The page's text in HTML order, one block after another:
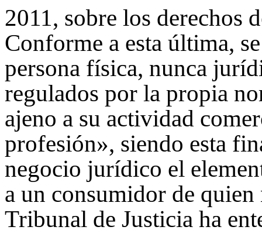
2011, sobre los derechos
Conforme a esta última,
persona física, nunca
regulados por la propia
ajeno a su actividad
profesión», siendo esta
negocio jurídico el
a un consumidor de
Tribunal de Justicia ha